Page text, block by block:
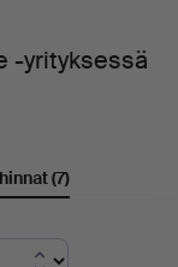
-yrityksessä
(7)